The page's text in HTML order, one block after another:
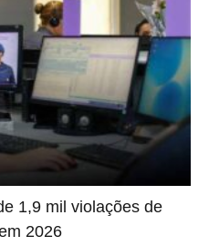
1,9 mil violações de
2026